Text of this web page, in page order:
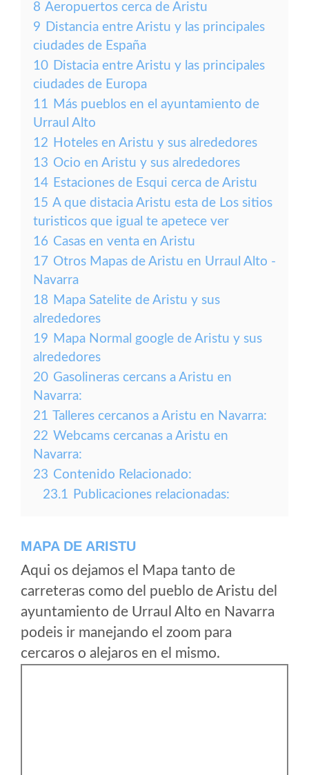
8 Aeropuertos cerca de Aristu
9 Distancia entre Aristu y las principales
ciudades de España
10 Distacia entre Aristu y las principales
ciudades de Europa
11 Más pueblos en el ayuntamiento de
Urraul Alto
12 Hoteles en Aristu y sus alrededores
13 Ocio en Aristu y sus alrededores
14 Estaciones de Esqui cerca de Aristu
15 A que distacia Aristu esta de Los sitios
turisticos que igual te apetece ver
16 Casas en venta en Aristu
17 Otros Mapas de Aristu en Urraul Alto -
Navarra
18 Mapa Satelite de Aristu y sus
alrededores
19 Mapa Normal google de Aristu y sus
alrededores
20 Gasolineras cercans a Aristu en
Navarra:
21 Talleres cercanos a Aristu en Navarra:
22 Webcams cercanas a Aristu en
Navarra:
23 Contenido Relacionado:
23.1 Publicaciones relacionadas:
MAPA DE ARISTU
Aqui os dejamos el Mapa tanto de
carreteras como del pueblo de Aristu del
ayuntamiento de Urraul Alto en Navarra
podeis ir manejando el zoom para
cercaros o alejaros en el mismo.